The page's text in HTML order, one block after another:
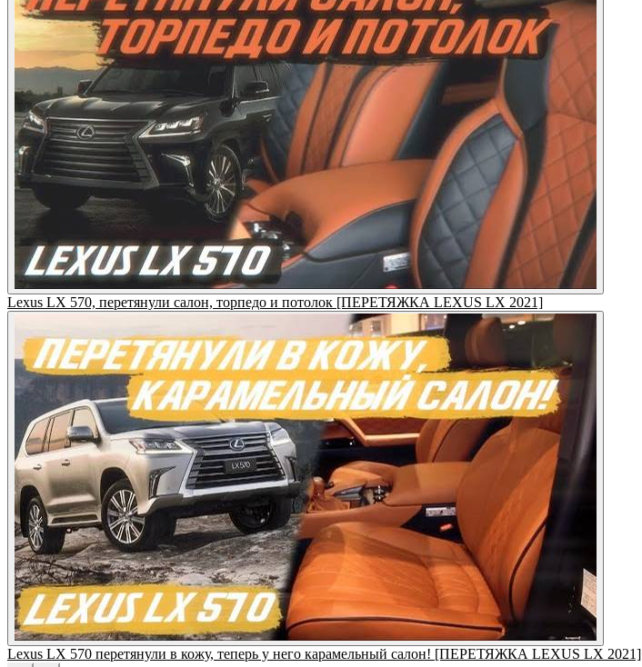
Lexus LX 570, перетянули салон, торпедо и потолок [ПЕРЕТЯЖКА LEXUS LX 2021]
Lexus LX 570 перетянули в кожу, теперь у него карамельный салон! [ПЕРЕТЯЖКА LEXUS LX 2021]